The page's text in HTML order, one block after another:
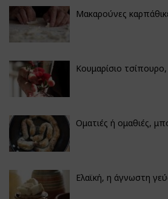
Μακαρούνες
Κουμαρίσιο
Οματιές ή ομαθιές,
Ελαϊκή, η άγνωστη